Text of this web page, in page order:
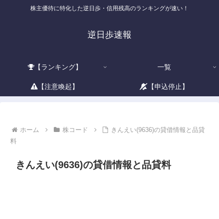
株主優待に特化した逆日歩・信用残高のランキングが速い！
逆日歩速報
【ランキング】 一覧
【注意喚起】 【申込停止】
ホーム 株コード
きんえい(9636)の貸借情報と品貸
料
きんえい(9636)の貸借情報と品貸料